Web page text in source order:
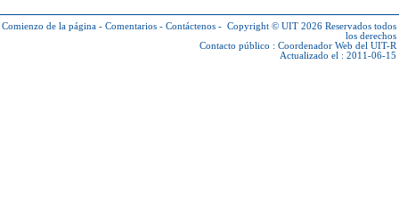
Comienzo de la página - Comentarios - Contáctenos - Copyright © UIT 2026 Reservados todos
los derechos
Contacto público : Coordenador Web del UIT-R
Actualizado el : 2011-06-15